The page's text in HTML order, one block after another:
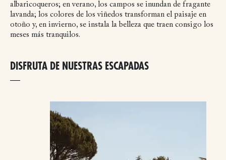
albaricoqueros; en verano, los campos se inundan de fragante
lavanda; los colores de los viñedos transforman el paisaje en
otoño y, en invierno, se instala la belleza que traen consigo los
meses más tranquilos.
DISFRUTA DE NUESTRAS ESCAPADAS